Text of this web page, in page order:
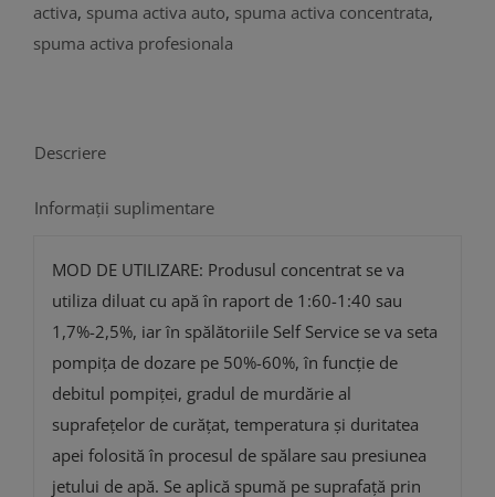
activa, spuma activa auto, spuma activa concentrata,
spuma activa profesionala
Descriere
Informații suplimentare
MOD DE UTILIZARE: Produsul concentrat se va
utiliza diluat cu apă în raport de 1:60-1:40 sau
1,7%-2,5%, iar în spălătoriile Self Service se va seta
pompița de dozare pe 50%-60%, în funcţie de
debitul pompiţei, gradul de murdărie al
suprafeţelor de curăţat, temperatura și duritatea
apei folosită în procesul de spălare sau presiunea
jetului de apă. Se aplică spumă pe suprafață prin